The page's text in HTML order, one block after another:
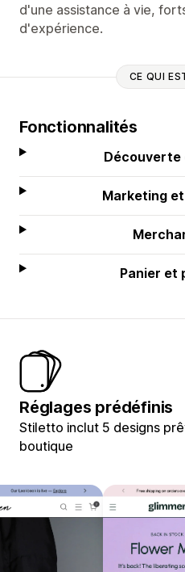
d'une assistance à vie,
d'expérience.
CE QUI
Fonctionnalités
Découverte
Marketing
Panier et
Réglages prédéfinis
Stiletto inclut 5 designs
boutique